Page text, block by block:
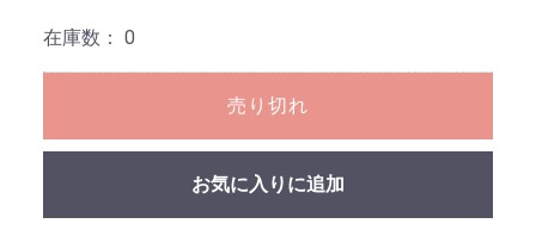
在庫数： 0
売り切れ
お気に入りに追加